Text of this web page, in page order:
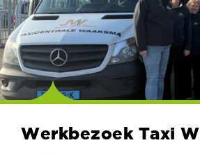
Werkbezoek Taxi